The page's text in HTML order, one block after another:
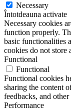
Necessary
Întotdeauna activate
Necessary cookies
function properly.
basic functionalities
cookies do not store
Functional
Functional
Functional cookies
sharing the content
feedbacks, and
Performance